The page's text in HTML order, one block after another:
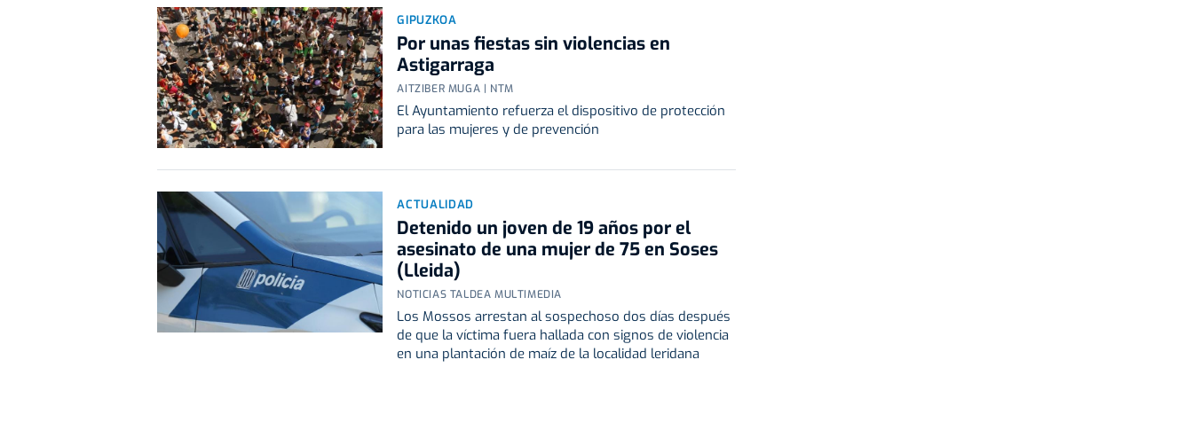
GIPUZKOA
Por unas fiestas sin violencias en
Astigarraga
AITZIBER MUGA | NTM
El Ayuntamiento refuerza el dispositivo de protección
para las mujeres y de prevención
ACTUALIDAD
Detenido un joven de 19 años por el
asesinato de una mujer de 75 en Soses
(Lleida)
NOTICIAS TALDEA MULTIMEDIA
Los Mossos arrestan al sospechoso dos días después
de que la víctima fuera hallada con signos de violencia
en una plantación de maíz de la localidad leridana